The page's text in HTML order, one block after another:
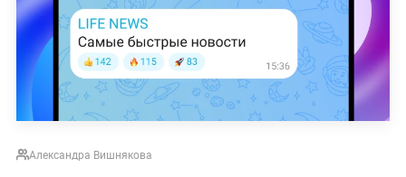
Александра Вишнякова